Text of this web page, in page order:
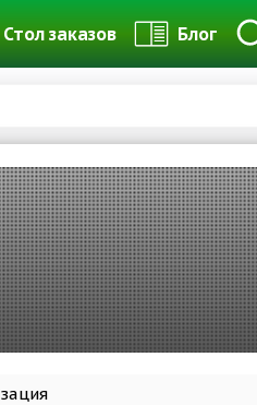
Стол заказов Блог